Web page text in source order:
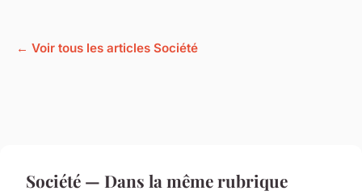
← Voir tous les articles Société
Société — Dans la même rubrique